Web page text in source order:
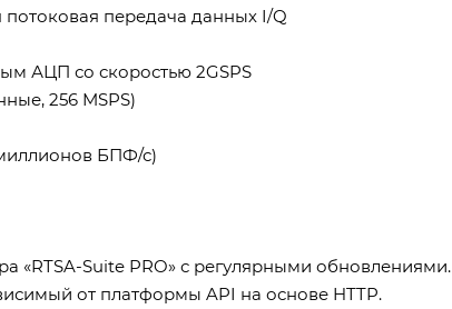
передача данных I/Q
АЦП со скоростью 2GSPS
256 MSPS)
БПФ/с)
«RTSA-Suite PRO» с регулярными обновлениями.
от платформы API на основе HTTP.